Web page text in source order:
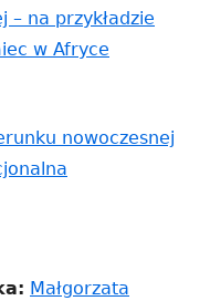
na przykładzie
w Afryce
nowoczesnej
Małgorzata